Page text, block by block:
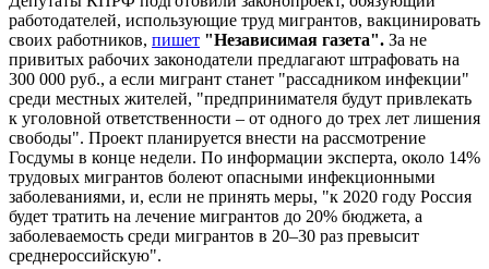
работодателей, использующие труд мигрантов, вакцинировать
своих работников, пишет "Независимая газета". За не
привитых рабочих законодатели предлагают штрафовать на
300 000 руб., а если мигрант станет "рассадником инфекции"
среди местных жителей, "предпринимателя будут привлекать
к уголовной ответственности – от одного до трех лет лишения
свободы". Проект планируется внести на рассмотрение
Госдумы в конце недели. По информации эксперта, около 14%
трудовых мигрантов болеют опасными инфекционными
заболеваниями, и, если не принять меры, "к 2020 году Россия
будет тратить на лечение мигрантов до 20% бюджета, а
заболеваемость среди мигрантов в 20–30 раз превысит
среднероссийскую".